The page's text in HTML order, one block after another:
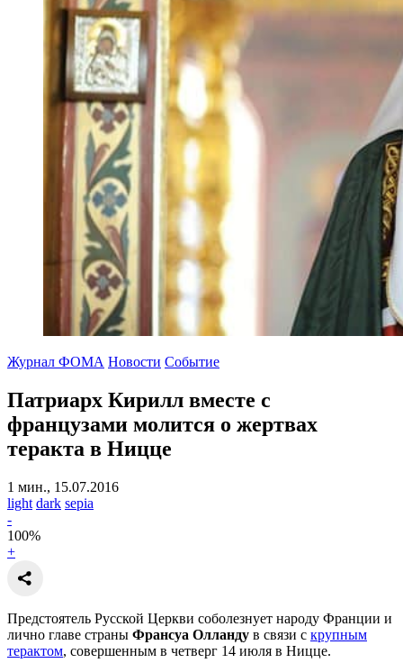
Журнал ФОМА Новости Событие
Патриарх Кирилл вместе с
французами молится о жертвах
теракта в Ницце
1 мин., 15.07.2016
light dark sepia
-
100%
+
Предстоятель Русской Церкви соболезнует народу Франции и
лично главе страны Франсуа Олланду в связи с крупным
терактом, совершенным в четверг 14 июля в Ницце.